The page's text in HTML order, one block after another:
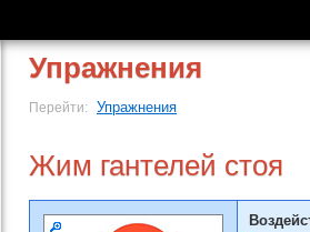
Упражнения
Перейти: Упражнения
Жим гантелей стоя